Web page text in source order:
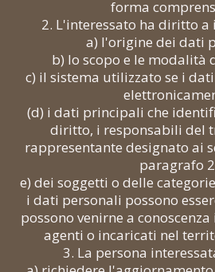
forma
2. L'interessato ha diritto
a) l'origine dei dati
b) lo scopo e le modalità
c) il sistema utilizzato se i
(d) i dati principali che
diritto, i responsabili del
rappresentante designato ai
paragrafo
e) dei soggetti o delle
i dati personali possono
possono venirne a
agenti o incaricati nel
3. La persona